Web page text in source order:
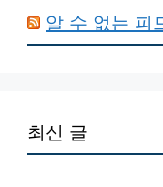
알 수 없는 피
최신 글